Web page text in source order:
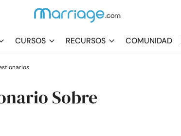
CURSOS RECURSOS COMUNIDAD
Sobre